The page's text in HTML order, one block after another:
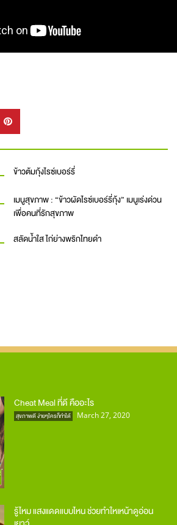
ข้าวต้มกุ้งไรซ์เบอร์รี่
เมนูสุขภาพ : “ข้าวผัดไรซ์เบอร์รี่กุ้ง” เมนูเร่งด่วน
เพื่อคนที่รักสุขภาพ
สลัดน้ำใส ไก่ย่างพริกไทยดำ
Cheat Meal ที่ดี คืออะไร
สุขภาพดี ง่ายๆใครก็ทำได้ March 27, 2020
รู้ไหม แสงแดดแบบไหน ช่วยทำใหเหน้าดูอ่อน